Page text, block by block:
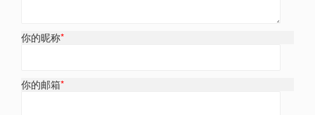
你的昵称*
你的邮箱*